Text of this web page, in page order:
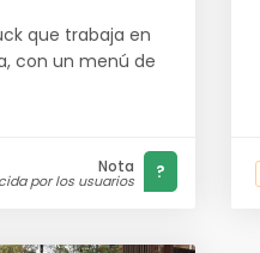
que trabaja en
con un menú de
Nota
por los usuarios ?